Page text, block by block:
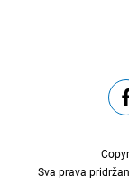
Sva prava